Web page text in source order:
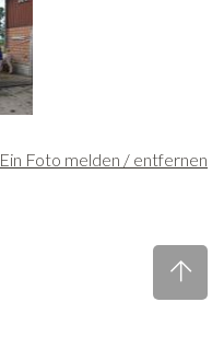
Ein Foto melden / entfernen